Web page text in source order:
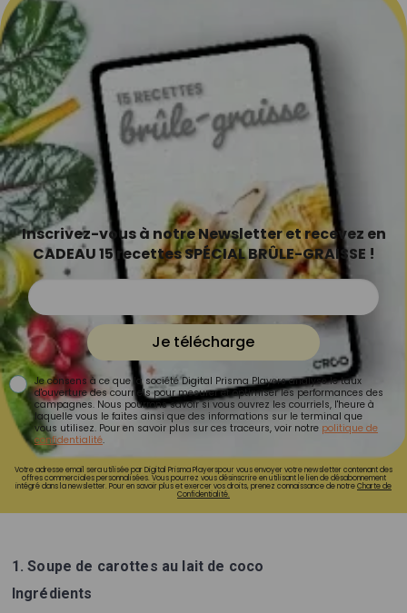
Inscrivez-vous à notre Newsletter et recevez en
CADEAU 15 recettes SPÉCIAL BRÛLE-GRAISSE !
Je télécharge
Je consens à ce que la société Digital Prisma Players analyse le taux
d'ouverture des courriels pour mesurer et optimiser les performances des
campagnes. Nous pourrons savoir si vous ouvrez les courriels, l'heure à
laquelle vous le faites ainsi que des informations sur le terminal que
vous utilisez. Pour en savoir plus sur ces traceurs, voir notre politique de
confidentialité.
Votre adresse email sera utilisée par Digital Prisma Playerspour vous envoyer votre newsletter contenant des
offres commerciales personnalisées. Vous pourrez vous désinscrire en utilisant le lien de désabonnement
intégré dans la newsletter. Pour en savoir plus et exercer vos droits, prenez connaissance de notreCharte de
Confidentialité.
1. Soupe de carottes au lait de coco
Ingrédients